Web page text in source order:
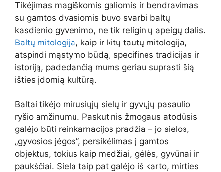
Tikėjimas magiškomis galiomis ir bendravimas
su gamtos dvasiomis buvo svarbi baltų
kasdienio gyvenimo, ne tik religinių apeigų dalis.
Baltų mitologija, kaip ir kitų tautų mitologija,
atspindi mąstymo būdą, specifines tradicijas ir
istoriją, padedančią mums geriau suprasti šią
išties įdomią kultūrą.
Baltai tikėjo mirusiųjų sielų ir gyvųjų pasaulio
ryšio amžinumu. Paskutinis žmogaus atodūsis
galėjo būti reinkarnacijos pradžia – jo sielos,
„gyvosios jėgos”, persikėlimas į gamtos
objektus, tokius kaip medžiai, gėlės, gyvūnai ir
paukščiai. Siela taip pat galėjo iš karto, mirties